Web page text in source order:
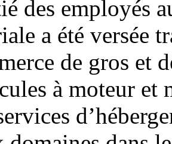
des employés
a été versée
de gros et
à moteur et